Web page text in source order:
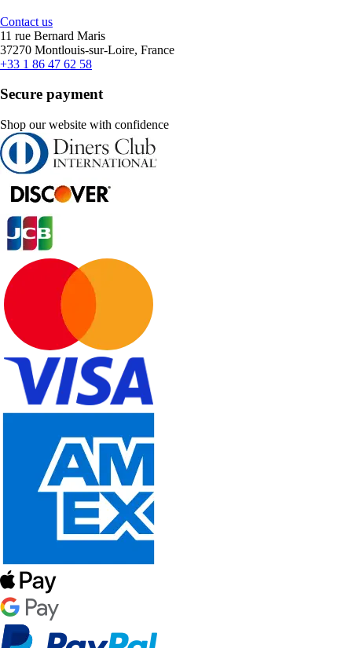
Contact us
11 rue Bernard Maris
37270 Montlouis-sur-Loire, France
+33 1 86 47 62 58
Secure payment
Shop our website with confidence